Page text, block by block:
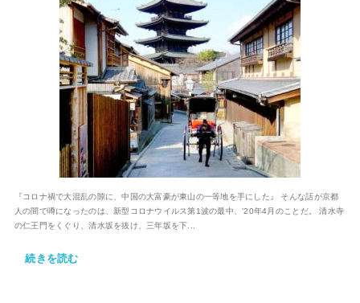
『コロナ禍で大混乱の隙に、中国の大富豪が東山の一等地を手にした』 そんな話が京都
人の間で噂になったのは、新型コロナウイルス第1波の最中、’20年4月のことだ。 清水寺
の仁王門をくぐり、清水坂を抜け、三年坂を下...
続きを読む